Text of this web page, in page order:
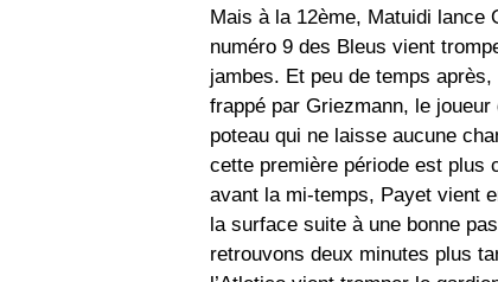
Mais à la 12ème, Matuidi lance
numéro 9 des Bleus vient
jambes. Et peu de temps
frappé par Griezmann, le
poteau qui ne laisse aucune
cette première période est plus
avant la mi-temps, Payet vient
la surface suite à une bonne
retrouvons deux minutes plus